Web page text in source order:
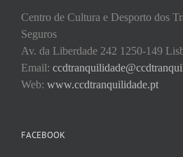
Centro de Cultura e Desporto dos
Seguros
Av. da Liberdade 242 1250-149
Email:
Web: www.ccdtranquilidade.pt
FACEBOOK